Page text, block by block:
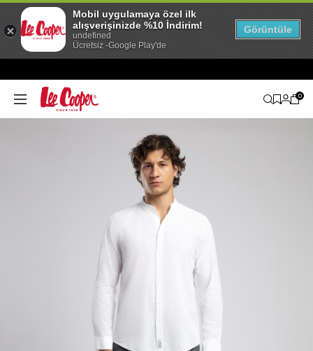
0
Mobil uygulamaya özel ilk
alışverişinizde %10 İndirim!
undefined
Ücretsiz -Google Play'de
Görüntüle